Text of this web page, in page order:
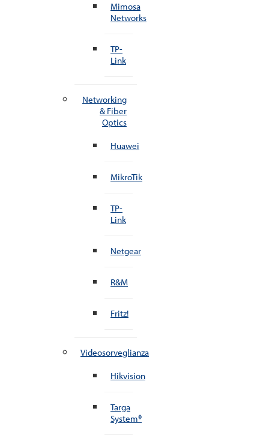
Mimosa
Networks
TP-
Link
Networking
& Fiber
Optics
Huawei
MikroTik
TP-
Link
Netgear
R&M
Fritz!
Videosorveglianza
Hikvision
Targa
System®